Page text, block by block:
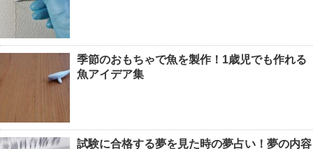
季節のおもちゃで魚を製作！1歳児でも作れる
魚アイデア集
試験に合格する夢を見た時の夢占い！夢の内容